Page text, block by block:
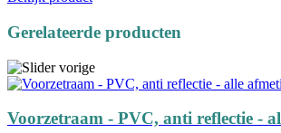
Gerelateerde producten
Voorzetraam - PVC, anti reflectie -